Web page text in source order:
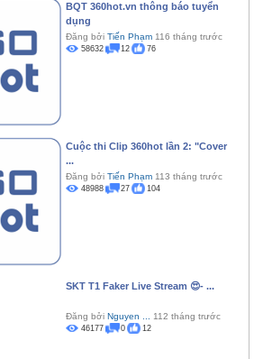
BQT 360hot.vn thông báo tuyển
dụng
Đăng bởi Tiến Phạm 116 tháng trước
58632 12 76
Cuộc thi Clip 360hot lần 2: "Cover
...
Đăng bởi Tiến Phạm 113 tháng trước
48988 27 104
SKT T1 Faker Live Stream 😍- ...
Đăng bởi Nguyen ... 112 tháng trước
46177 0 12